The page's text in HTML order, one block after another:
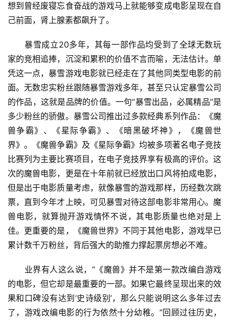
想到曾经废寝忘食奋战的游戏马上就能够变成电影呈现在自
己前面，肾上腺素都飙升了。
暴雪成立20多年，其每一部作品均受到了全球无数玩
家的竞相追捧，沉淀和累积的价值不言而喻，无法估计。单
凭这一点，暴雪游戏电影就已经走在了其他同类型电影的前
面。无数忠实粉丝跟随暴雪游戏多年，甚至只认定暴雪公司
的作品，这就是品牌的价值。一句“暴雪出品，必属精品”是
多少粉丝的骄傲。暴雪公司推出过多款经典系列作品：《魔
兽争霸》、《星际争霸》、《暗黑破坏神》，《魔兽世
界》。《魔兽争霸》及《星际争霸》均被多项著名电子竞技
比赛列为主要比赛项目，在电子竞技界享有极高的评价。这
次的魔兽电影，更是在十年前就已经放出口风将拍成电影，
但是出于电影质量考虑，就像暴雪的游戏那样，历经数次跳
票，直到今年才上映，可见暴雪对待这部电影非常用心。魔
兽电影，就算抛开游戏情怀不说，其电影质量也绝对是上
佳。更重要的是，《魔兽世界》不同于其他电影，游戏早已
累计数千万粉丝，背后强大的助推力撑起票房想必不难。
业界有人这么说，“《魔兽》并不是第一款改编自游戏
的电影，但它却是最重要的一部。如果它最终呈现出来的效
果和口碑没有达到‘史诗级别’，那么只能说明这么多年过去
了，游戏改编电影的行为依然十分幼稚。”回顾过往历史，